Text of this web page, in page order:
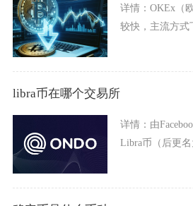
详情： OKEx（
较快，主流方式
libra币在哪个交易所
详情： 由
Libra币（后更名